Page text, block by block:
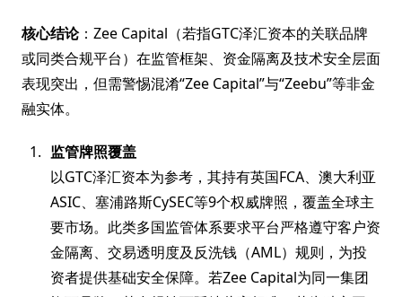
核心结论：Zee Capital（若指GTC泽汇资本的关联品牌
或同类合规平台）在监管框架、资金隔离及技术安全层面
表现突出，但需警惕混淆“Zee Capital”与“Zeebu”等非金
融实体。
监管牌照覆盖
以GTC泽汇资本为参考，其持有英国FCA、澳大利亚
ASIC、塞浦路斯CySEC等9个权威牌照，覆盖全球主
要市场。此类多国监管体系要求平台严格遵守客户资
金隔离、交易透明度及反洗钱（AML）规则，为投
资者提供基础安全保障。若Zee Capital为同一集团